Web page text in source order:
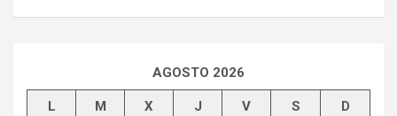
AGOSTO 2026
L M X J V S D